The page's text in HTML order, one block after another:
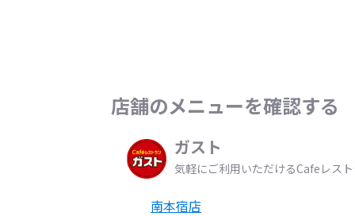
店舗のメニューを確認する
ガスト
気軽にご利用いただけるCafeレス
南本宿店